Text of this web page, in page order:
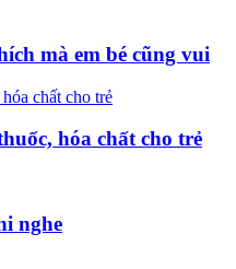
mà em bé cũng vui
hóa chất cho trẻ
nghe